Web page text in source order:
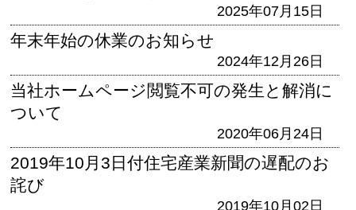
2025年07月15日
年末年始の休業のお知らせ
2024年12月26日
当社ホームページ閲覧不可の発生と解消に
ついて
2020年06月24日
2019年10月3日付住宅産業新聞の遅配のお
詫び
2019年10月02日